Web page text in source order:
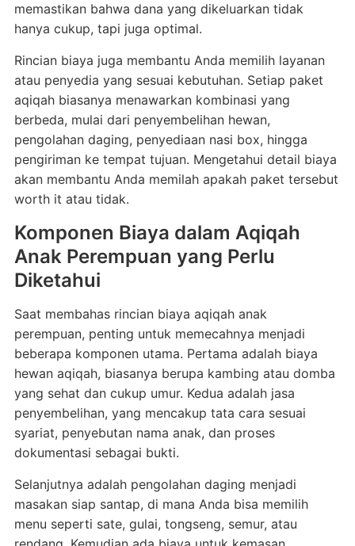
memastikan bahwa dana yang dikeluarkan tidak
hanya cukup, tapi juga optimal.
Rincian biaya juga membantu Anda memilih layanan
atau penyedia yang sesuai kebutuhan. Setiap paket
aqiqah biasanya menawarkan kombinasi yang
berbeda, mulai dari penyembelihan hewan,
pengolahan daging, penyediaan nasi box, hingga
pengiriman ke tempat tujuan. Mengetahui detail biaya
akan membantu Anda memilah apakah paket tersebut
worth it atau tidak.
Komponen Biaya dalam Aqiqah
Anak Perempuan yang Perlu
Diketahui
Saat membahas rincian biaya aqiqah anak
perempuan, penting untuk memecahnya menjadi
beberapa komponen utama. Pertama adalah biaya
hewan aqiqah, biasanya berupa kambing atau domba
yang sehat dan cukup umur. Kedua adalah jasa
penyembelihan, yang mencakup tata cara sesuai
syariat, penyebutan nama anak, dan proses
dokumentasi sebagai bukti.
Selanjutnya adalah pengolahan daging menjadi
masakan siap santap, di mana Anda bisa memilih
menu seperti sate, gulai, tongseng, semur, atau